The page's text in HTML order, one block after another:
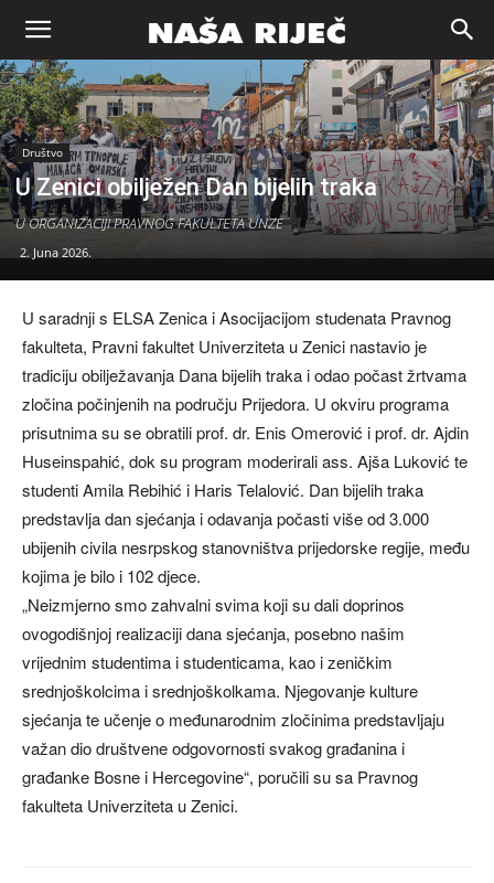
Naša
riječ
Zenica
Društvo
U Zenici obilježen Dan bijelih traka
U ORGANIZACIJI PRAVNOG FAKULTETA UNZE
2. Juna 2026.
U saradnji s ELSA Zenica i Asocijacijom studenata Pravnog
fakulteta, Pravni fakultet Univerziteta u Zenici nastavio je
tradiciju obilježavanja Dana bijelih traka i odao počast žrtvama
zločina počinjenih na području Prijedora. U okviru programa
prisutnima su se obratili prof. dr. Enis Omerović i prof. dr. Ajdin
Huseinspahić, dok su program moderirali ass. Ajša Luković te
studenti Amila Rebihić i Haris Telalović. Dan bijelih traka
predstavlja dan sjećanja i odavanja počasti više od 3.000
ubijenih civila nesrpskog stanovništva prijedorske regije, među
kojima je bilo i 102 djece.
„Neizmjerno smo zahvalni svima koji su dali doprinos
ovogodišnjoj realizaciji dana sjećanja, posebno našim
vrijednim studentima i studenticama, kao i zeničkim
srednjoškolcima i srednjoškolkama. Njegovanje kulture
sjećanja te učenje o međunarodnim zločinima predstavljaju
važan dio društvene odgovornosti svakog građanina i
građanke Bosne i Hercegovine“, poručili su sa Pravnog
fakulteta Univerziteta u Zenici.